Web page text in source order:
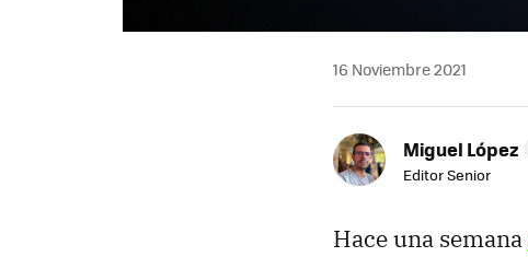
16 Noviembre 2021
Miguel López
Editor Senior
Hace una semana